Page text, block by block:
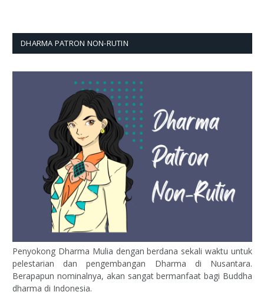
DHARMA PATRON NON-RUTIN
Penyokong Dharma Mulia dengan berdana sekali waktu untuk
pelestarian dan pengembangan Dharma di Nusantara.
Berapapun nominalnya, akan sangat bermanfaat bagi Buddha
dharma di Indonesia.